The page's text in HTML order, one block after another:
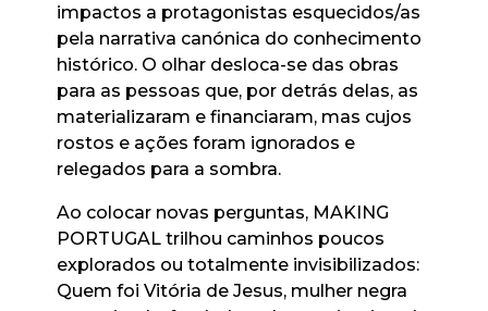
impactos a protagonistas esquecidos/as
pela narrativa canónica do conhecimento
histórico. O olhar desloca-se das obras
para as pessoas que, por detrás delas, as
materializaram e financiaram, mas cujos
rostos e ações foram ignorados e
relegados para a sombra.
Ao colocar novas perguntas, MAKING
PORTUGAL trilhou caminhos poucos
explorados ou totalmente invisibilizados:
Quem foi Vitória de Jesus, mulher negra